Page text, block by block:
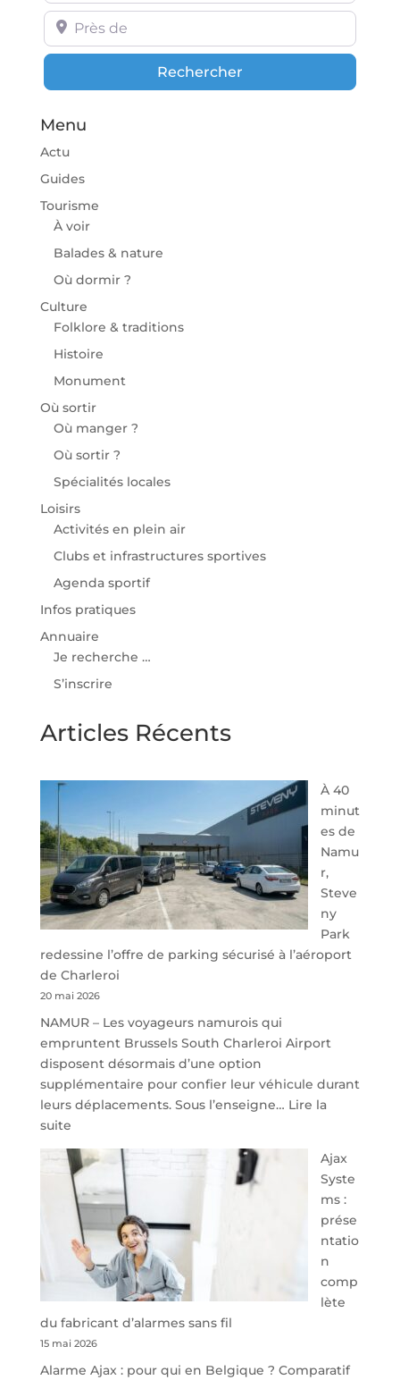
Près de
RechercherRechercher
Menu
Actu
Guides
Tourisme
À voir
Balades & nature
Où dormir ?
Culture
Folklore & traditions
Histoire
Monument
Où sortir
Où manger ?
Où sortir ?
Spécialités locales
Loisirs
Activités en plein air
Clubs et infrastructures sportives
Agenda sportif
Infos pratiques
Annuaire
Je recherche …
S’inscrire
Articles Récents
À 40
minut
es de
Namu
r,
Steve
ny
Park
redessine l’offre de parking sécurisé à l’aéroport
de Charleroi
20 mai 2026
NAMUR – Les voyageurs namurois qui
empruntent Brussels South Charleroi Airport
disposent désormais d’une option
supplémentaire pour confier leur véhicule durant
leurs déplacements. Sous l’enseigne… Lire la
suite:
À
40
minutes
de
Namur,
Steveny
Park
redessine
de
parking
sécurisé
Ajax
Syste
ms :
prése
ntatio
n
comp
lète
du fabricant d’alarmes sans fil
15 mai 2026
Alarme Ajax : pour qui en Belgique ? Comparatif